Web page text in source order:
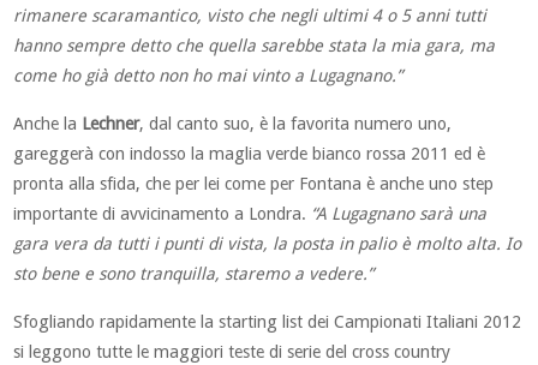
rimanere scaramantico, visto che negli ultimi 4 o 5 anni tutti
hanno sempre detto che quella sarebbe stata la mia gara, ma
come ho già detto non ho mai vinto a Lugagnano.”
Anche la Lechner, dal canto suo, è la favorita numero uno,
gareggerà con indosso la maglia verde bianco rossa 2011 ed è
pronta alla sfida, che per lei come per Fontana è anche uno step
importante di avvicinamento a Londra. “A Lugagnano sarà una
gara vera da tutti i punti di vista, la posta in palio è molto alta. Io
sto bene e sono tranquilla, staremo a vedere.”
Sfogliando rapidamente la starting list dei Campionati Italiani 2012
si leggono tutte le maggiori teste di serie del cross country